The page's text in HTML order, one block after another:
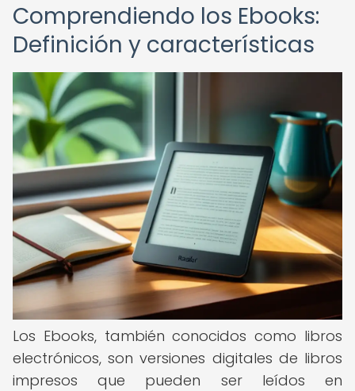
Comprendiendo los Ebooks:
Definición y características
Los Ebooks, también conocidos como libros
electrónicos, son versiones digitales de libros
impresos que pueden ser leídos en